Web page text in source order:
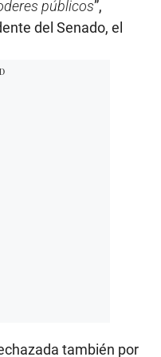
públicos”,
del Senado, el
también por